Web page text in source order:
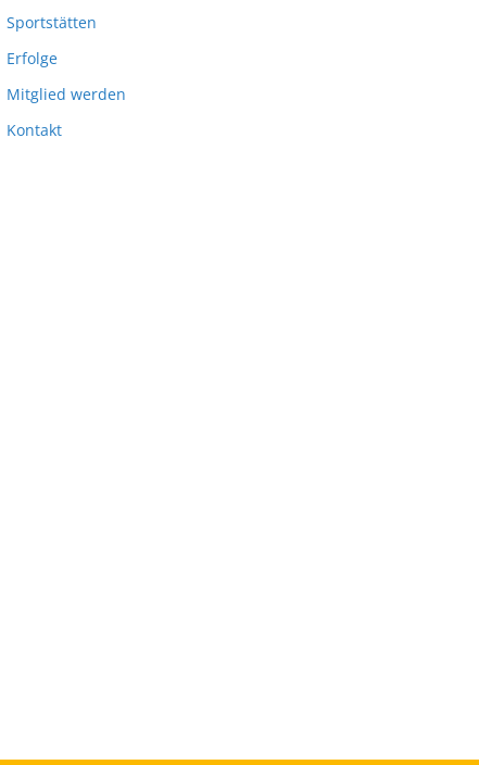
Sportstätten
Erfolge
Mitglied werden
Kontakt